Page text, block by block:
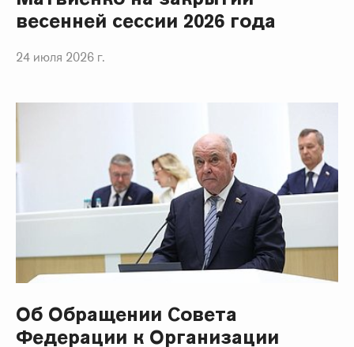
весенней сессии 2026 года
24 июля 2026 г.
Об Обращении Совета
Федерации к Организации